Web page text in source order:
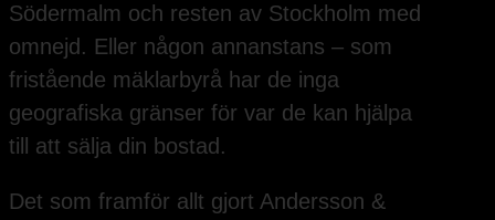
Södermalm och resten av Stockholm med
omnejd. Eller någon annanstans – som
fristående mäklarbyrå har de inga
geografiska gränser för var de kan hjälpa
till att sälja din bostad.
Det som framför allt gjort Andersson &